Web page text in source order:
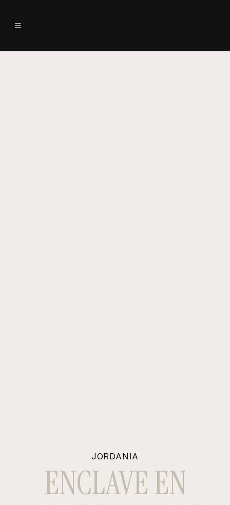
JORDANIA
ENCLAVE EN